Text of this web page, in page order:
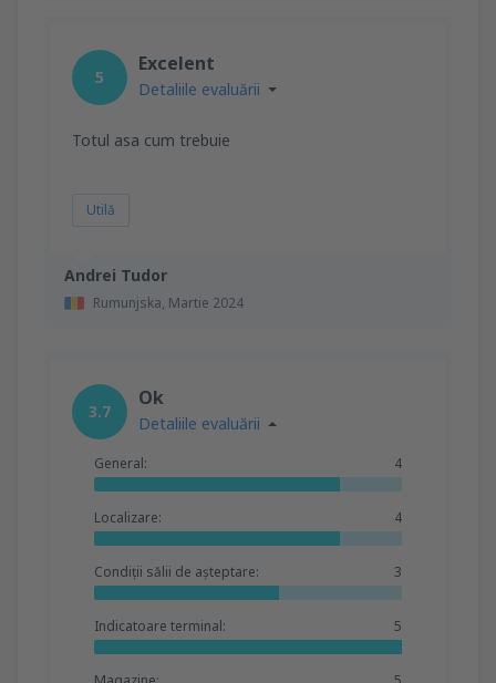
Andrei Tudor
Rumunjska, Martie 2024
5
Excelent
Detaliile evaluării
Totul asa cum trebuie
Utilă
3.7
Ok
Detaliile evaluării
General: 4
Localizare: 4
Condiții sălii de așteptare: 3
Indicatoare terminal: 5